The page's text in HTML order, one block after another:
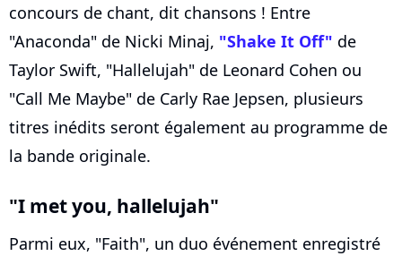
concours de chant, dit chansons ! Entre
"Anaconda" de Nicki Minaj, "Shake It Off" de
Taylor Swift, "Hallelujah" de Leonard Cohen ou
"Call Me Maybe" de Carly Rae Jepsen, plusieurs
titres inédits seront également au programme de
la bande originale.
"I met you, hallelujah"
Parmi eux, "Faith", un duo événement enregistré